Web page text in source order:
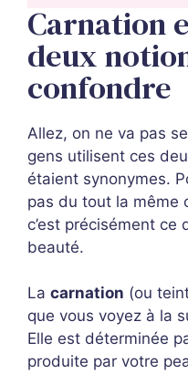
Carnation
deux
confondre
Allez, on ne va pas
gens utilisent ces
étaient synonymes.
pas du tout la
c’est précisément ce
beauté.
La carnation (ou
que vous voyez à la
Elle est déterminée
produite par votre